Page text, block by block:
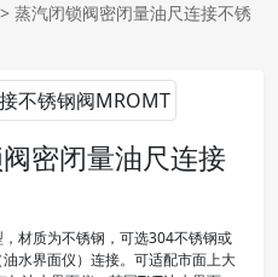
> 蒸汽闭锁阀密闭量油尺连接不锈
密闭量油尺连接
材质为不锈钢，可选304不锈钢或
水界面仪）连接。可适配市面上大